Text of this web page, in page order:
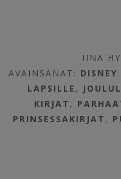
IINA
AVAINSANAT: DISNEY
LAPSILLE ,
KIRJAT ,
PRINSESSAKIRJAT ,